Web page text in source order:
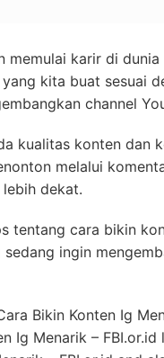
memulai karir di
kita buat sesuai
channel
kualitas konten dan
melalui
dekat.
tentang cara bikin
ingin
Bikin Konten Ig
Ig Menarik –